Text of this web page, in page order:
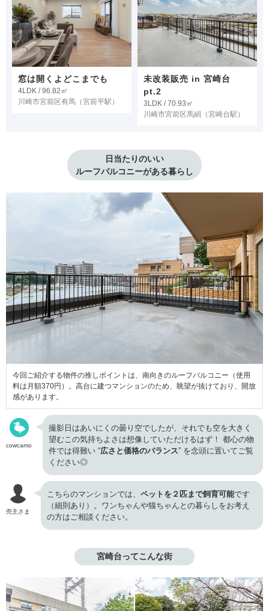
窓は開くよどこまでも
4LDK / 96.82㎡
川崎市宮前区有馬 （宮前平駅）
未改装販売 in 宮崎台
pt.2
3LDK / 70.93㎡
川崎市宮前区馬絹 （宮崎台駅）
日当たりのいい
ルーフバルコニーがある暮らし
今回ご紹介する物件の推しポイントは、南向きのルーフバルコニー（使用
料は月額370円）。高台に建つマンションのため、眺望が抜けており、開放
感があります。
cowcamo
撮影日はあいにくの曇り空でしたが、それでも空を大きく
望むこの気持ちよさは想像していただけるはず！ 都心の物
件では得難い “広さと価格のバランス” を念頭に置いてご覧
ください◎
売主さま
こちらのマンションでは、 ペットを２匹まで飼育可能です
（細則あり）。ワンちゃんや猫ちゃんとの暮らしをお考え
の方はご相談ください。
宮崎台ってこんな街